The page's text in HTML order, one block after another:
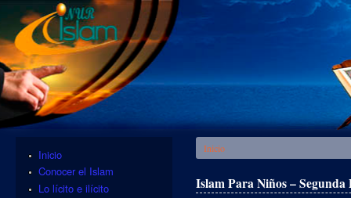
Se encuentra usted aquí
Inicio
Islam Para Niños –
Inicio
Conocer el Islam
Lo lícito e ilícito